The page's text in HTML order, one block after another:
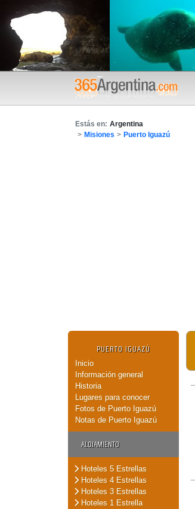
Estás en: Argentina
> Misiones > Puerto Iguazú
PUERTO IGUAZÚ
Inicio
Información general
Historia
Lugares para conocer
Fotos de Puerto Iguazú
Notas de Puerto Iguazú
ALOJAMIENTO
Hoteles 5 Estrellas
Hoteles 4 Estrellas
Hoteles 3 Estrellas
Hoteles 1 Estrella